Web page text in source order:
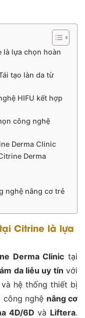
là lựa chọn hoàn
tạo làn da từ
HIFU kết hợp
công nghệ
Derma Clinic
Derma
nghệ nâng cơ trẻ
Citrine là lựa
Derma Clinic tại
da liễu uy tín với
và hệ thống thiết bị
công nghệ nâng cơ
4D/6D và Liftera.